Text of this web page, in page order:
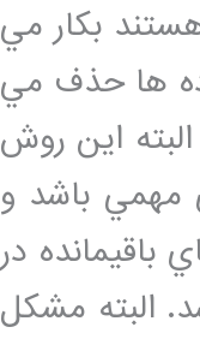
بکار مي
ها حذف مي
اين روش
باشد و
در
البته مشکل